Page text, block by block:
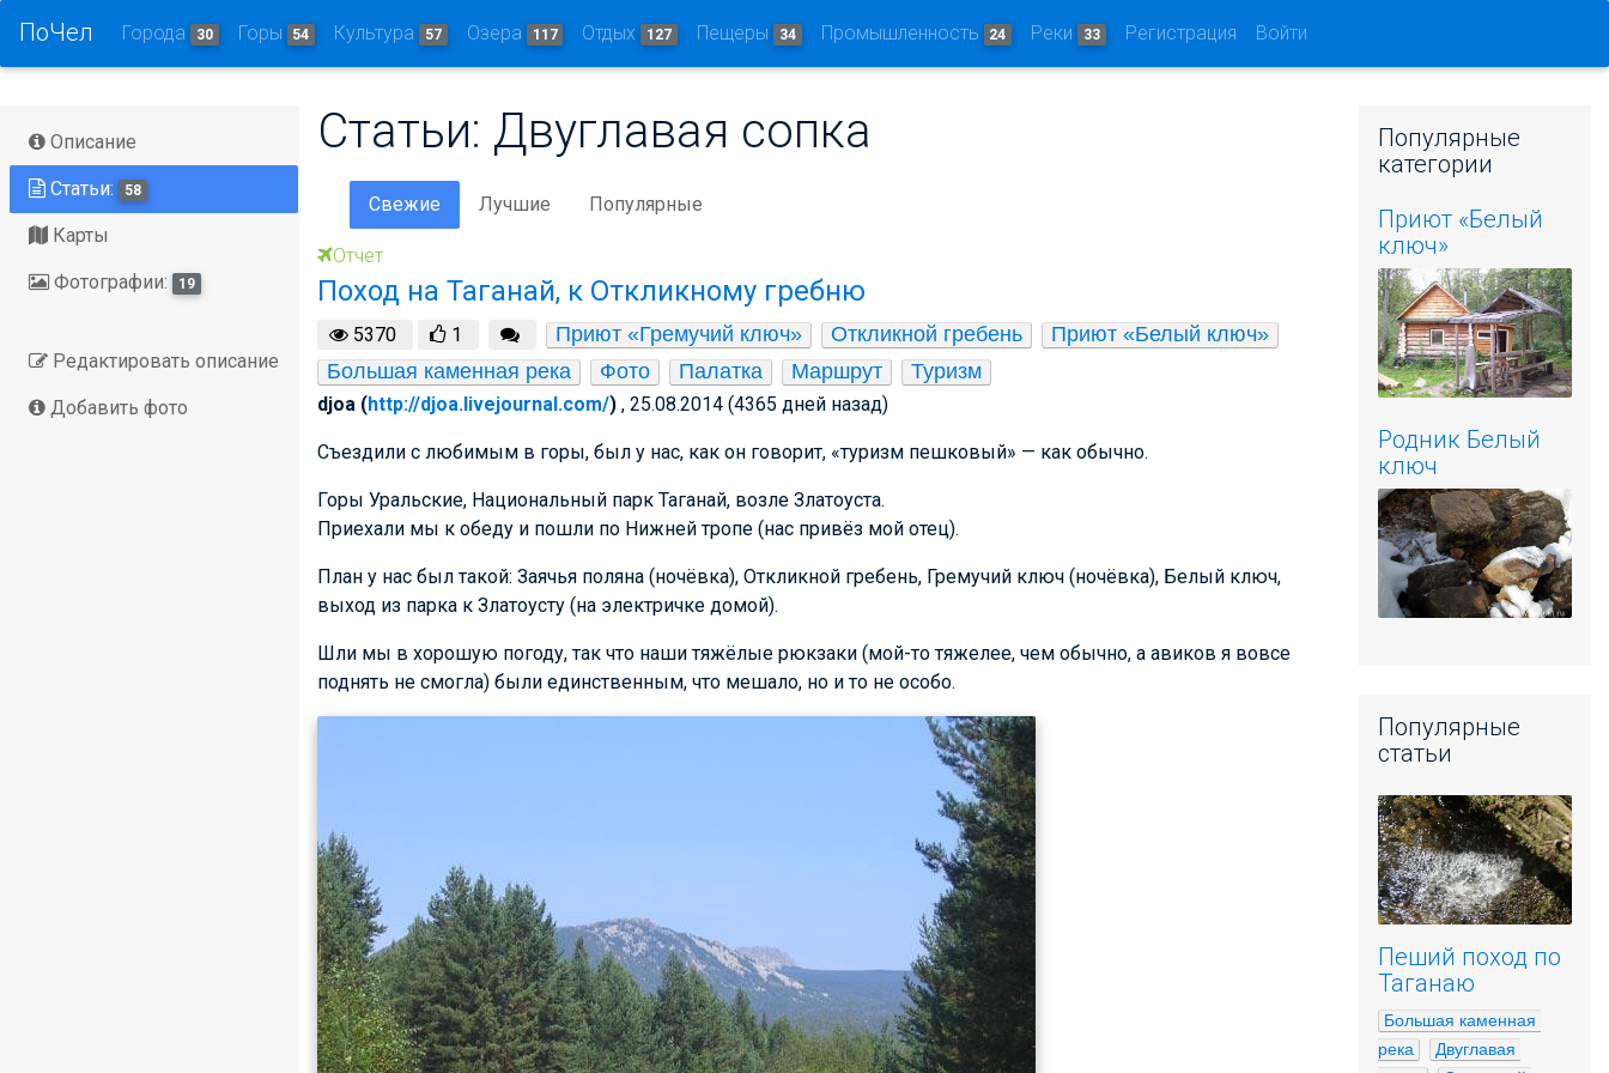
ПоЧел Города 30 Горы 54 Культура 57 Озера 117 Отдых 127 Пещеры 34 Промышленность 24 Реки 33 Регистрация Войти
Описание
Статьи: 58
Карты
Фотографии: 19
Редактировать описание
Добавить фото
Статьи: Двуглавая сопка
Свежие Лучшие Популярные
Отчет
Поход на Таганай, к Откликному гребню
5370 1 Приют «Гремучий ключ» Откликной гребень
Приют «Белый ключ»
Большая каменная река
Фото Палатка Маршрут Туризм
djoa (http://djoa.livejournal.com/) , 25.08.2014 (4365 дней назад)
Съездили с любимым в горы, был у нас, как он говорит, «туризм пешковый» — как обычно.
Горы Уральские, Национальный парк Таганай, возле Златоуста.
Приехали мы к обеду и пошли по Нижней тропе (нас привёз мой отец).
План у нас был такой: Заячья поляна (ночёвка), Откликной гребень, Гремучий ключ (ночёвка), Белый ключ,
выход из парка к Златоусту (на электричке домой).
Шли мы в хорошую погоду, так что наши тяжёлые рюкзаки (мой-то тяжелее, чем обычно, а авиков я вовсе
поднять не смогла) были единственным, что мешало, но и то не особо.
Популярные
категории
Приют «Белый
ключ»
Родник Белый
ключ
Популярные
статьи
Пеший поход по
Таганаю
Большая каменная
река
Двуглавая